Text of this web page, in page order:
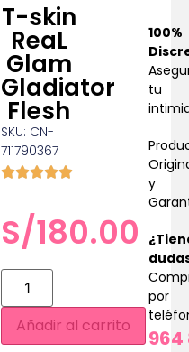
T-skin
ReaL
Glam
Gladiator
Flesh
SKU: CN-
711790367
S/180.00
Añadir al carrito
100%
tu
y
por
964